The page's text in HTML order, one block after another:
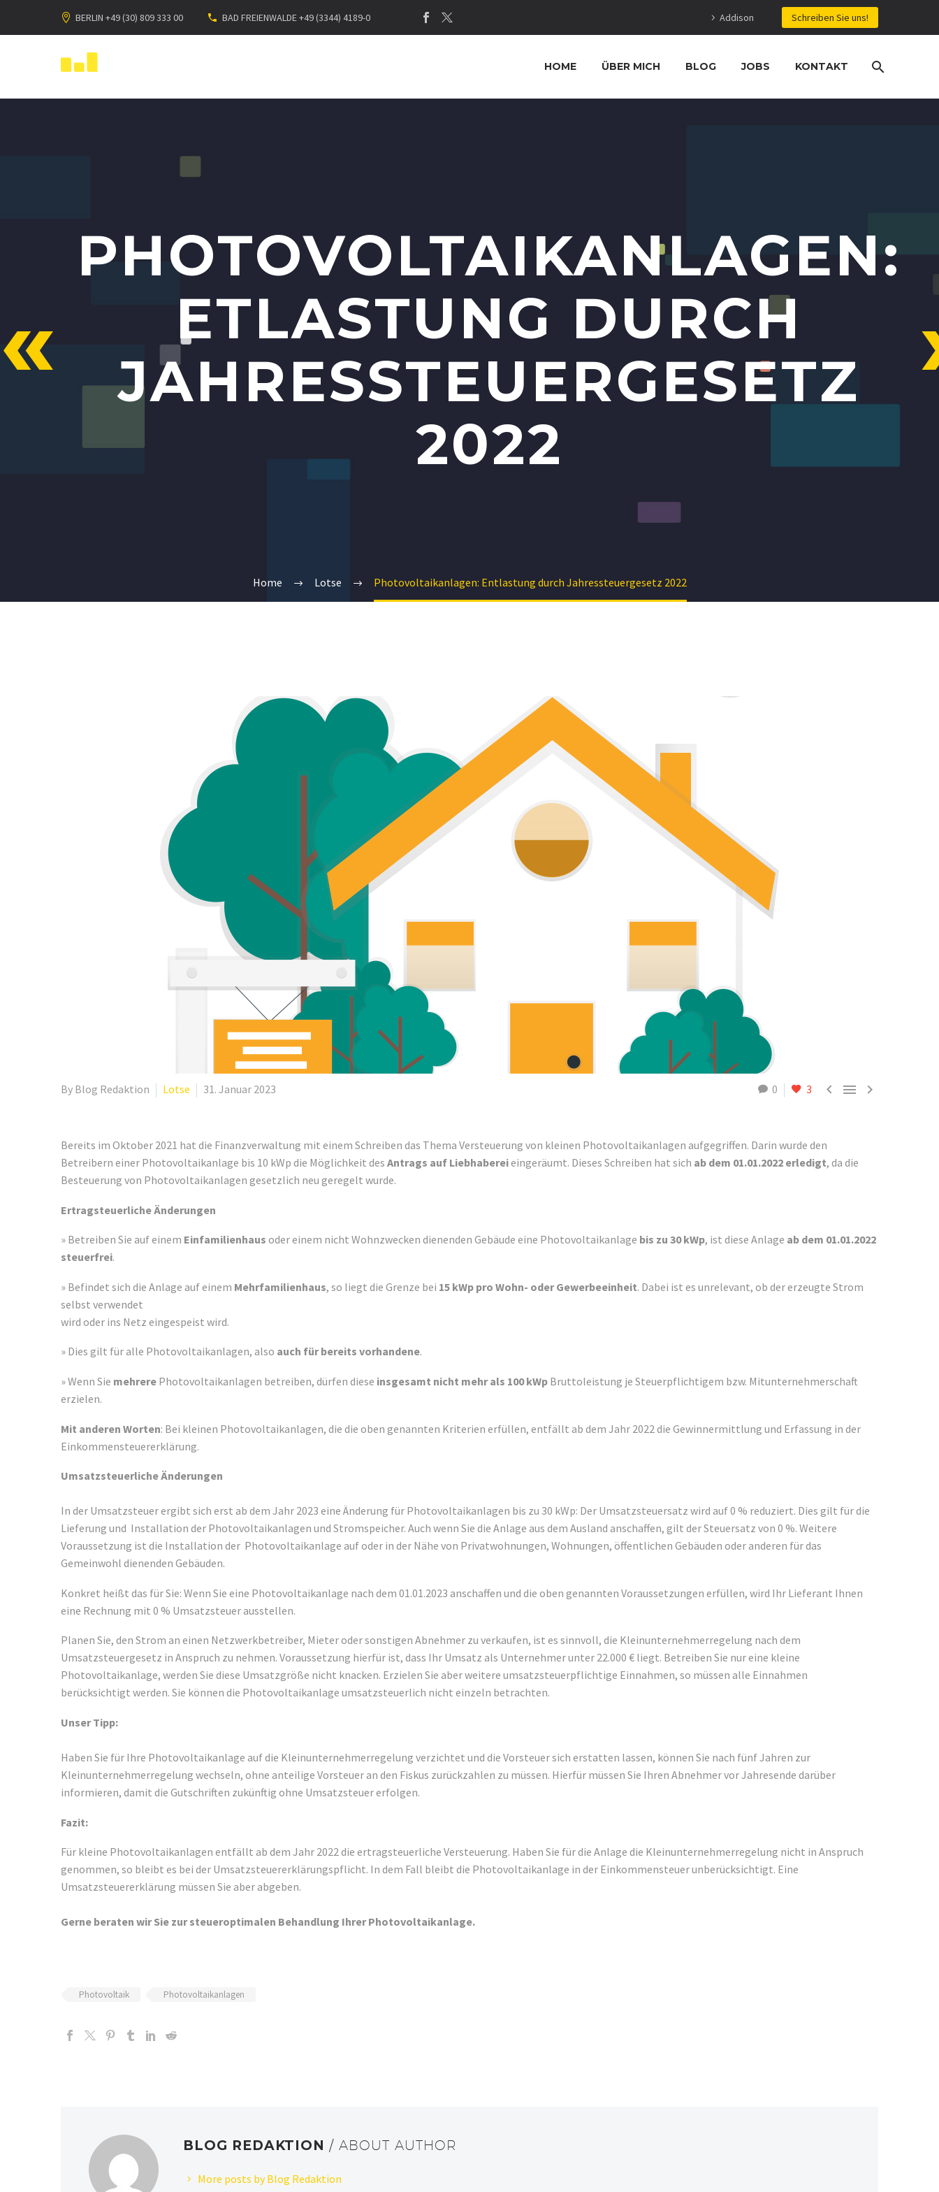
BERLIN +49 (30) 809 333 00 BAD FREIENWALDE +49 (3344) 4189-0 Addison Schreiben Sie uns!
HOME ÜBER MICH BLOG JOBS KONTAKT
PHOTOVOLTAIKANLAGEN:
ETLASTUNG DURCH
JAHRESSTEUERGESETZ
2022
Home Lotse Photovoltaikanlagen: Entlastung durch Jahressteuergesetz 2022
0 3   
By Blog Redaktion Lotse 31. Januar 2023
Bereits im Oktober 2021 hat die Finanzverwaltung mit einem Schreiben das Thema Versteuerung von kleinen Photovoltaikanlagen aufgegriffen. Darin wurde den
Betreibern einer Photovoltaikanlage bis 10 kWp die Möglichkeit des Antrags auf Liebhabereieingeräumt. Dieses Schreiben hat sich ab dem 01.01.2022 erledigt, da die
Besteuerung von Photovoltaikanlagen gesetzlich neu geregelt wurde.
Ertragsteuerliche Änderungen
» Betreiben Sie auf einem Einfamilienhaus oder einem nicht Wohnzwecken dienenden Gebäude eine Photovoltaikanlage bis zu 30 kWp, ist diese Anlage ab dem 01.01.2022
steuerfrei.
» Befindet sich die Anlage auf einem Mehrfamilienhaus, so liegt die Grenze bei 15 kWp pro Wohn- oder Gewerbeeinheit. Dabei ist es unrelevant, ob der erzeugte Strom
selbst verwendet
wird oder ins Netz eingespeist wird.
» Dies gilt für alle Photovoltaikanlagen, also auch für bereits vorhandene.
» Wenn Sie mehrere Photovoltaikanlagen betreiben, dürfen diese insgesamt nicht mehr als 100 kWp Bruttoleistung je Steuerpflichtigem bzw. Mitunternehmerschaft
erzielen.
Mit anderen Worten: Bei kleinen Photovoltaikanlagen, die die oben genannten Kriterien erfüllen, entfällt ab dem Jahr 2022 die Gewinnermittlung und Erfassung in der
Einkommensteuererklärung.
Umsatzsteuerliche Änderungen
In der Umsatzsteuer ergibt sich erst ab dem Jahr 2023 eine Änderung für Photovoltaikanlagen bis zu 30 kWp: Der Umsatzsteuersatz wird auf 0 % reduziert. Dies gilt für die
Lieferung und Installation der Photovoltaikanlagen und Stromspeicher. Auch wenn Sie die Anlage aus dem Ausland anschaffen, gilt der Steuersatz von 0 %. Weitere
Voraussetzung ist die Installation der Photovoltaikanlage auf oder in der Nähe von Privatwohnungen, Wohnungen, öffentlichen Gebäuden oder anderen für das
Gemeinwohl dienenden Gebäuden.
Konkret heißt das für Sie: Wenn Sie eine Photovoltaikanlage nach dem 01.01.2023 anschaffen und die oben genannten Voraussetzungen erfüllen, wird Ihr Lieferant Ihnen
eine Rechnung mit 0 % Umsatzsteuer ausstellen.
Planen Sie, den Strom an einen Netzwerkbetreiber, Mieter oder sonstigen Abnehmer zu verkaufen, ist es sinnvoll, die Kleinunternehmerregelung nach dem
Umsatzsteuergesetz in Anspruch zu nehmen. Voraussetzung hierfür ist, dass Ihr Umsatz als Unternehmer unter 22.000 € liegt. Betreiben Sie nur eine kleine
Photovoltaikanlage, werden Sie diese Umsatzgröße nicht knacken. Erzielen Sie aber weitere umsatzsteuerpflichtige Einnahmen, so müssen alle Einnahmen
berücksichtigt werden. Sie können die Photovoltaikanlage umsatzsteuerlich nicht einzeln betrachten.
Unser Tipp:
Haben Sie für Ihre Photovoltaikanlage auf die Kleinunternehmerregelung verzichtet und die Vorsteuer sich erstatten lassen, können Sie nach fünf Jahren zur
Kleinunternehmerregelung wechseln, ohne anteilige Vorsteuer an den Fiskus zurückzahlen zu müssen. Hierfür müssen Sie Ihren Abnehmer vor Jahresende darüber
informieren, damit die Gutschriften zukünftig ohne Umsatzsteuer erfolgen.
Fazit:
Für kleine Photovoltaikanlagen entfällt ab dem Jahr 2022 die ertragsteuerliche Versteuerung. Haben Sie für die Anlage die Kleinunternehmerregelung nicht in Anspruch
genommen, so bleibt es bei der Umsatzsteuererklärungspflicht. In dem Fall bleibt die Photovoltaikanlage in der Einkommensteuer unberücksichtigt. Eine
Umsatzsteuererklärung müssen Sie aber abgeben.
Gerne beraten wir Sie zur steueroptimalen Behandlung IhrerPhotovoltaikanlage.
Photovoltaik Photovoltaikanlagen
BLOG REDAKTION/ ABOUT AUTHOR
More posts by Blog Redaktion